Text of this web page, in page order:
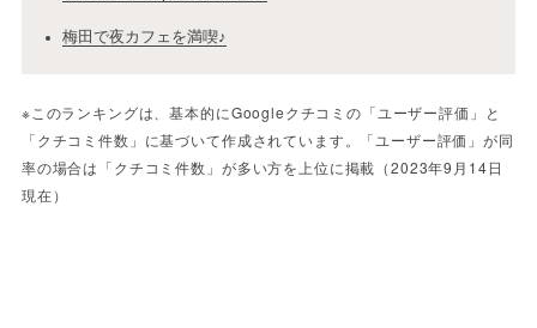
梅田で夜カフェを満喫♪
※このランキングは、基本的にGoogleクチコミの「ユーザー評価」と
「クチコミ件数」に基づいて作成されています。「ユーザー評価」が同
率の場合は「クチコミ件数」が多い方を上位に掲載（2023年9月14日
現在）